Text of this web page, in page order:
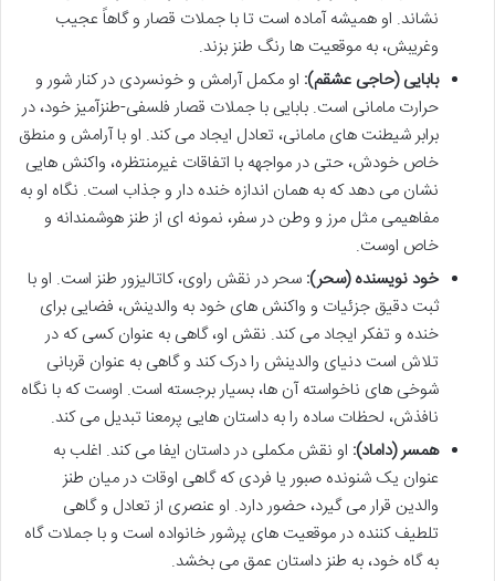
نشاند. او همیشه آماده است تا با جملات قصار و گاهاً عجیب
وغریبش، به موقعیت ها رنگ طنز بزند.
بابایی (حاجی عشقم): او مکمل آرامش و خونسردی در کنار شور و
حرارت مامانی است. بابایی با جملات قصار فلسفی-طنزآمیز خود، در
برابر شیطنت های مامانی، تعادل ایجاد می کند. او با آرامش و منطق
خاص خودش، حتی در مواجهه با اتفاقات غیرمنتظره، واکنش هایی
نشان می دهد که به همان اندازه خنده دار و جذاب است. نگاه او به
مفاهیمی مثل مرز و وطن در سفر، نمونه ای از طنز هوشمندانه و
خاص اوست.
خود نویسنده (سحر): سحر در نقش راوی، کاتالیزور طنز است. او با
ثبت دقیق جزئیات و واکنش های خود به والدینش، فضایی برای
خنده و تفکر ایجاد می کند. نقش او، گاهی به عنوان کسی که در
تلاش است دنیای والدینش را درک کند و گاهی به عنوان قربانی
شوخی های ناخواسته آن ها، بسیار برجسته است. اوست که با نگاه
نافذش، لحظات ساده را به داستان هایی پرمعنا تبدیل می کند.
همسر (داماد): او نقش مکملی در داستان ایفا می کند. اغلب به
عنوان یک شنونده صبور یا فردی که گاهی اوقات در میان طنز
والدین قرار می گیرد، حضور دارد. او عنصری از تعادل و گاهی
تلطیف کننده در موقعیت های پرشور خانواده است و با جملات گاه
به گاه خود، به طنز داستان عمق می بخشد.